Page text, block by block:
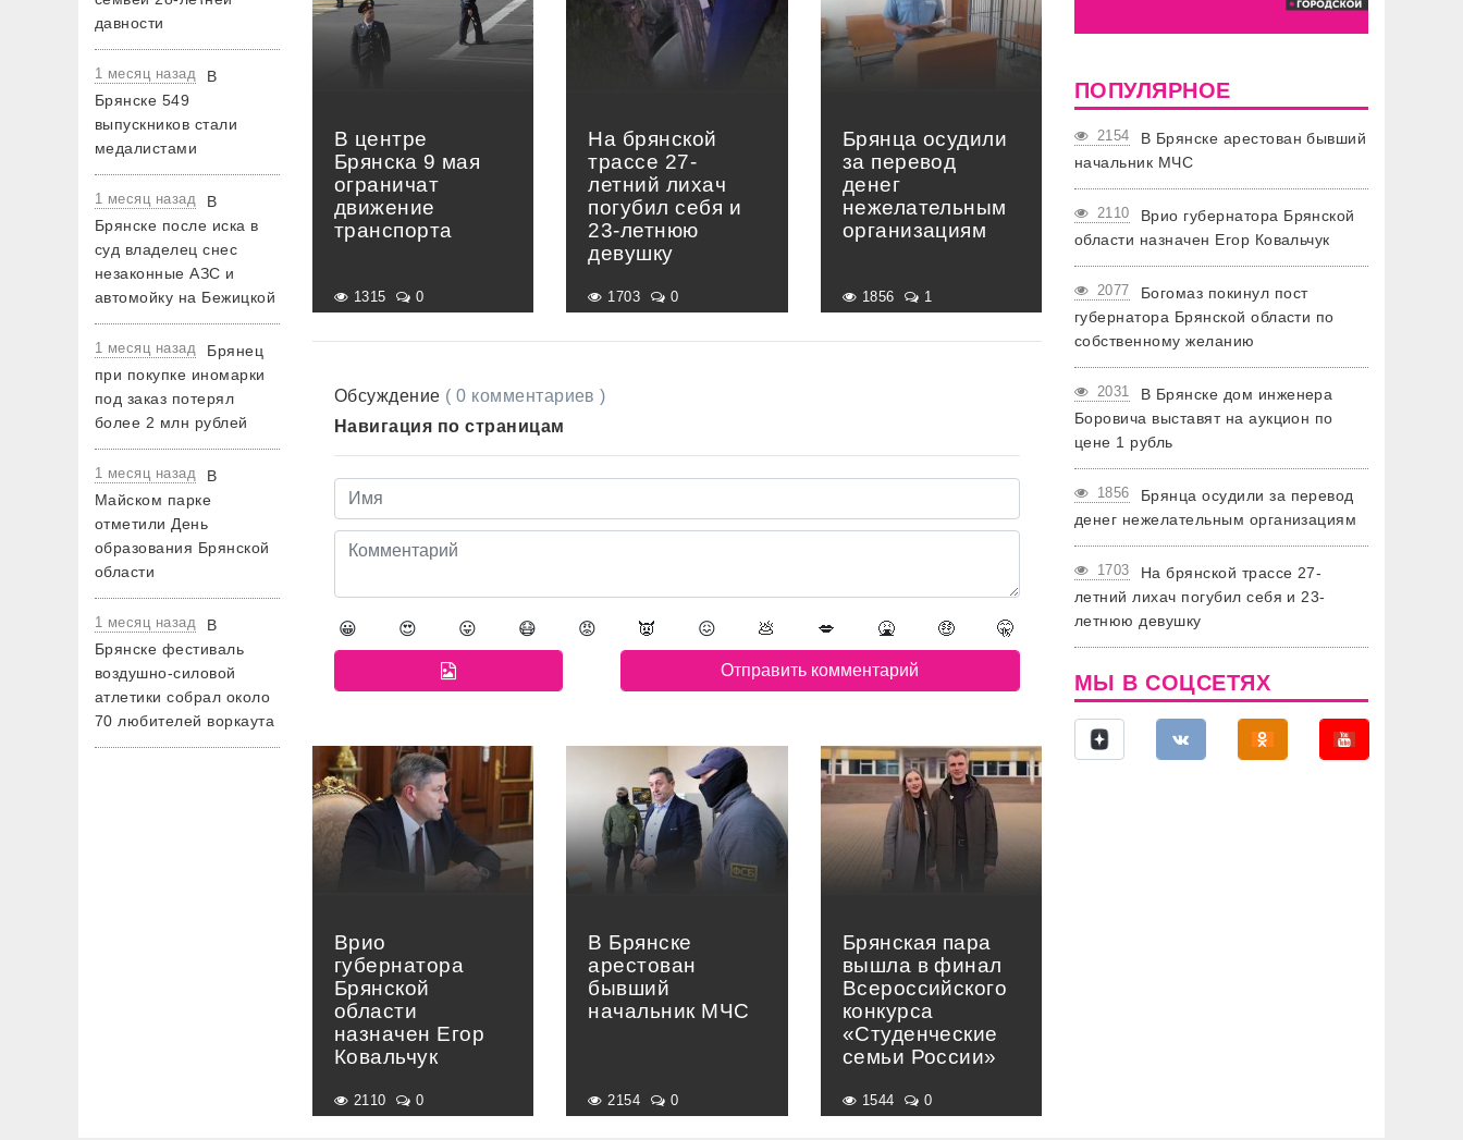
давности
1 месяц назад
В
Брянске 549
выпускников стали
медалистами
1 месяц назад
В
Брянске после иска в
суд владелец снес
незаконные АЗС и
автомойку на Бежицкой
1 месяц назад
Брянец
при покупке иномарки
под заказ потерял
более 2 млн рублей
1 месяц назад
В
Майском парке
отметили День
образования Брянской
области
1 месяц назад
В
Брянске фестиваль
воздушно-силовой
атлетики собрал около
70 любителей воркаута
В центре
Брянска 9 мая
ограничат
движение
транспорта
1315 0
На брянской
трассе 27-
летний лихач
погубил себя и
23-летнюю
девушку
1703 0
Брянца осудили
за перевод
денег
нежелательным
организациям
1856 1
Обсуждение ( 0 комментариев )
Навигация по страницам
😀 😍 😛 😷 😡 👿 😖 💩 💋 🤮 🤑 🤫
Врио
губернатора
Брянской
области
назначен Егор
Ковальчук
2110 0
В Брянске
арестован
бывший
начальник МЧС
2154 0
Брянская пара
вышла в финал
Всероссийского
конкурса
«Студенческие
семьи России»
1544 0
ПОПУЛЯРНОЕ
2154
В Брянске арестован бывший
начальник МЧС
2110
Врио губернатора Брянской
области назначен Егор Ковальчук
2077
Богомаз покинул пост
губернатора Брянской области по
собственному желанию
2031
В Брянске дом инженера
Боровича выставят на аукцион по
цене 1 рубль
1856
Брянца осудили за перевод
денег нежелательным организациям
1703
На брянской трассе 27-
летний лихач погубил себя и 23-
летнюю девушку
МЫ В СОЦСЕТЯХ